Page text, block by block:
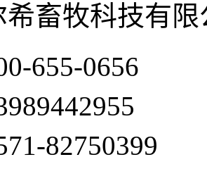
希畜牧科技有限
655-0656
82750399